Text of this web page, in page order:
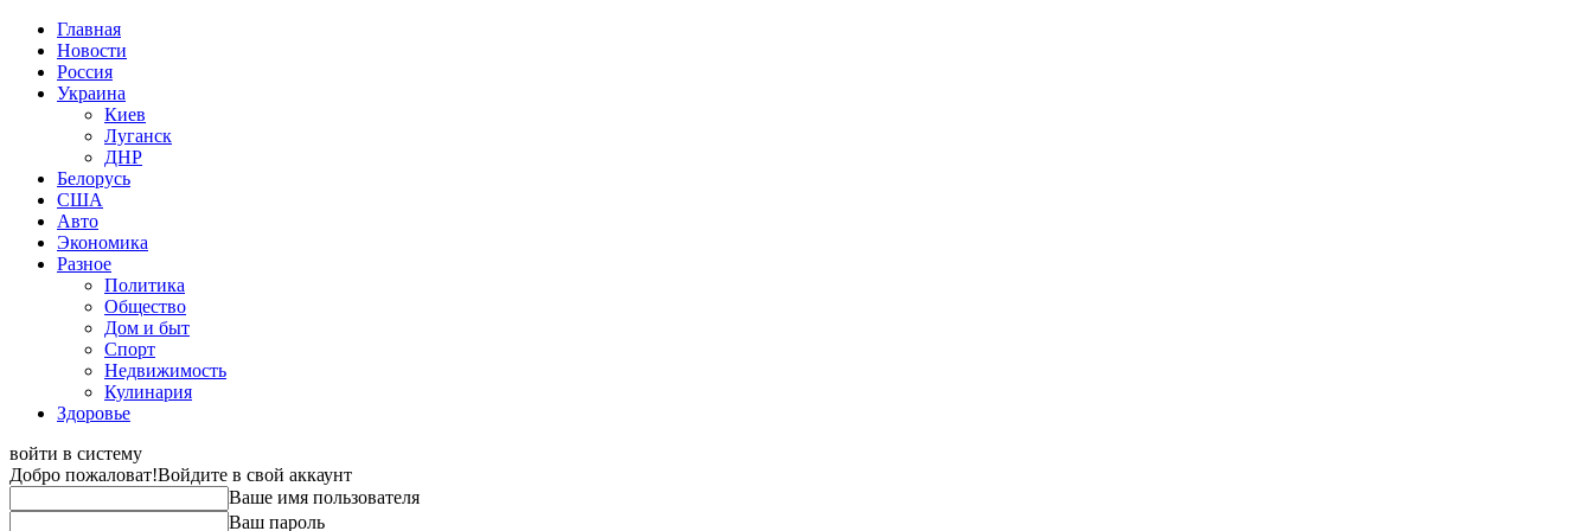
Главная
Новости
Россия
Украина
Киев
Луганск
ДНР
Белорусь
США
Авто
Экономика
Разное
Политика
Общество
Дом и быт
Спорт
Недвижимость
Кулинария
Здоровье
войти в систему
Добро пожаловат!Войдите в свой аккаунт
Ваше имя пользователя
Ваш пароль